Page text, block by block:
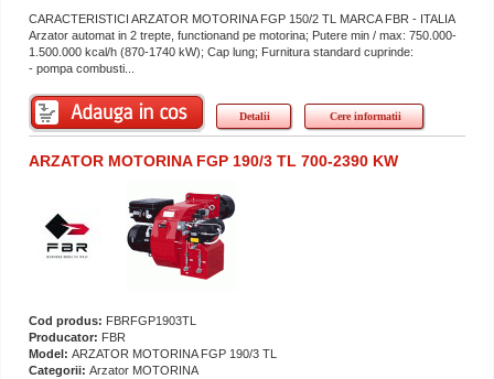
CARACTERISTICI ARZATOR MOTORINA FGP 150/2 TL MARCA FBR - ITALIA
Arzator automat in 2 trepte, functionand pe motorina; Putere min / max: 750.000-
1.500.000 kcal/h (870-1740 kW); Cap lung; Furnitura standard cuprinde:
- pompa combusti...
Detalii Cere informatii
ARZATOR MOTORINA FGP 190/3 TL 700-2390 KW
Cod produs: FBRFGP1903TL
Producator: FBR
Model: ARZATOR MOTORINA FGP 190/3 TL
Categorii: Arzator MOTORINA